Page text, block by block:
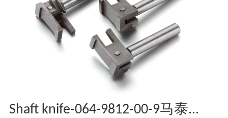
Shaft knife-064-9812-00-9马泰...